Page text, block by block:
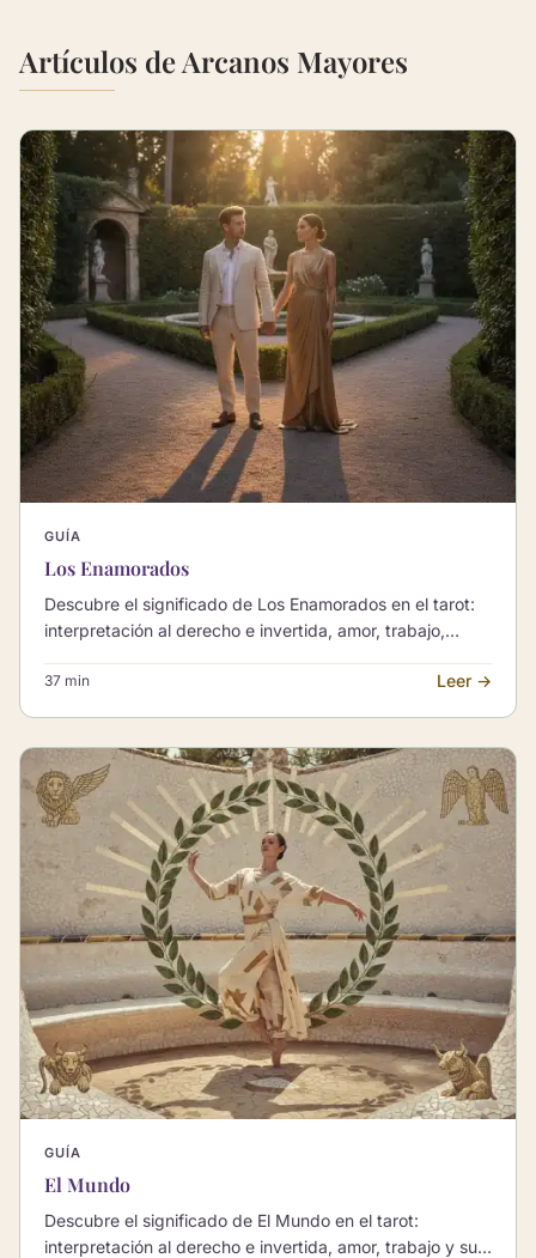
Artículos de Arcanos Mayores
GUÍA
Los Enamorados
Descubre el significado de Los Enamorados en el tarot:
interpretación al derecho e invertida, amor, trabajo,
Mayores.
37 min Leer →
GUÍA
El Mundo
Descubre el significado de El Mundo en el tarot:
interpretación al derecho e invertida, amor, trabajo y sus